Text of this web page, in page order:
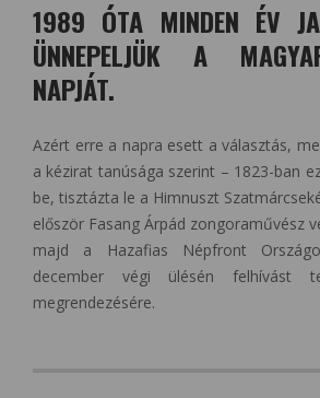
1989 ÓTA MINDEN ÉV
ÜNNEPELJÜK A
NAPJÁT.
Azért erre a napra esett a választás,
a kézirat tanúsága szerint – 1823-ban
be, tisztázta le a Himnuszt
először Fasang Árpád zongoraművész
majd a Hazafias Népfront
december végi ülésén felhívást
megrendezésére.